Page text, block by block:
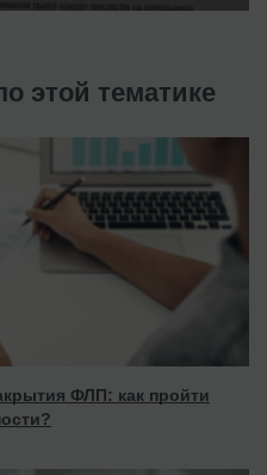
этой тематике
ФЛП: как пройти